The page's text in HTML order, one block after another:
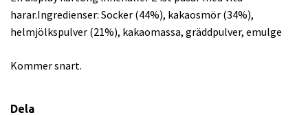
harar.Ingredienser: Socker (44%), kakaosmör (34%),
helmjölkspulver (21%), kakaomassa, gräddpulver, emulge
Kommer snart.
Dela